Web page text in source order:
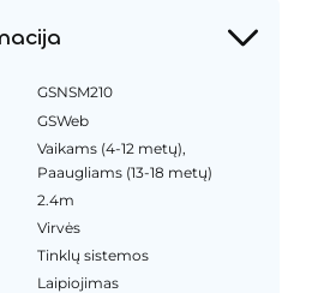
GSNSM210
GSWeb
Vaikams (4-12 metų),
Paaugliams (13-18 metų)
2.4m
Virvės
Tinklų sistemos
Laipiojimas